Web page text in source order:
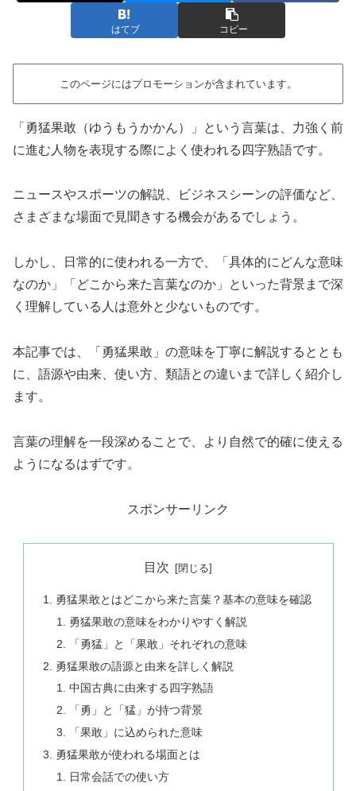
はてブ コピー
このページにはプロモーションが含まれています。
「勇猛果敢（ゆうもうかかん）」という言葉は、力強く前
に進む人物を表現する際によく使われる四字熟語です。
ニュースやスポーツの解説、ビジネスシーンの評価など、
さまざまな場面で見聞きする機会があるでしょう。
しかし、日常的に使われる一方で、「具体的にどんな意味
なのか」「どこから来た言葉なのか」といった背景まで深
く理解している人は意外と少ないものです。
本記事では、「勇猛果敢」の意味を丁寧に解説するととも
に、語源や由来、使い方、類語との違いまで詳しく紹介し
ます。
言葉の理解を一段深めることで、より自然で的確に使える
ようになるはずです。
スポンサーリンク
目次
勇猛果敢とはどこから来た言葉？基本の意味を確認
勇猛果敢の意味をわかりやすく解説
「勇猛」と「果敢」それぞれの意味
勇猛果敢の語源と由来を詳しく解説
中国古典に由来する四字熟語
「勇」と「猛」が持つ背景
「果敢」に込められた意味
勇猛果敢が使われる場面とは
日常会話での使い方